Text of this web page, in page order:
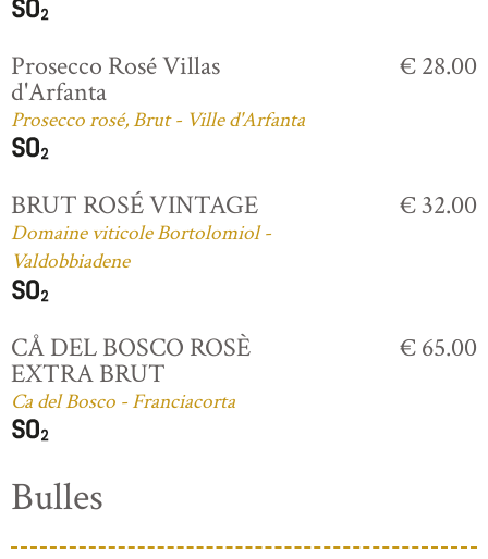
Prosecco Rosé Villas
d'Arfanta
Prosecco rosé, Brut - Ville d'Arfanta
€ 28.00
BRUT ROSÉ VINTAGE
Domaine viticole Bortolomiol -
Valdobbiadene
€ 32.00
CÅ DEL BOSCO ROSÈ
EXTRA BRUT
Ca del Bosco - Franciacorta
€ 65.00
Bulles